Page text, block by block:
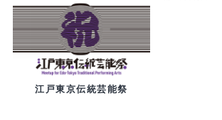
江戸東京伝統芸能祭